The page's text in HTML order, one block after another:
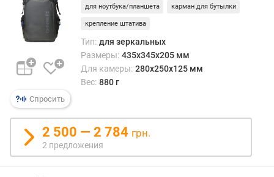
Спросить
для ноутбука/планшета карман для бутылки
крепление штатива
Тип: для зеркальных
Размеры: 435x345x205 мм
Для камеры: 280x250x125 мм
Вес: 880 г
2 500 — 2 784 грн.
2 предложения